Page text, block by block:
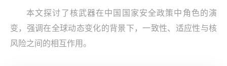
本文探讨了核武器在中国国家安全政策中角色的演
变，强调在全球动态变化的背景下，一致性、适应性与核
风险之间的相互作用。